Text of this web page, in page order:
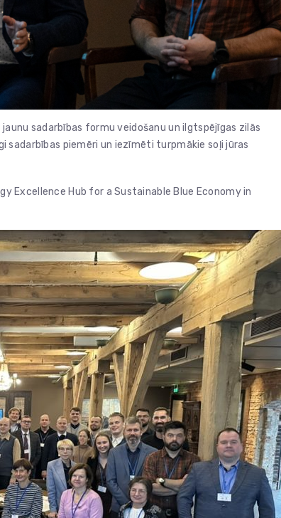
sadarbības formu veidošanu un ilgtspējīgas zilās
piemēri un iezīmēti turpmākie soļi jūras
Excellence Hub for a Sustainable Blue Economy in